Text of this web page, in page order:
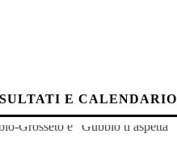
E CALENDARIO
Grosseto e “Gubbio ti aspetta”